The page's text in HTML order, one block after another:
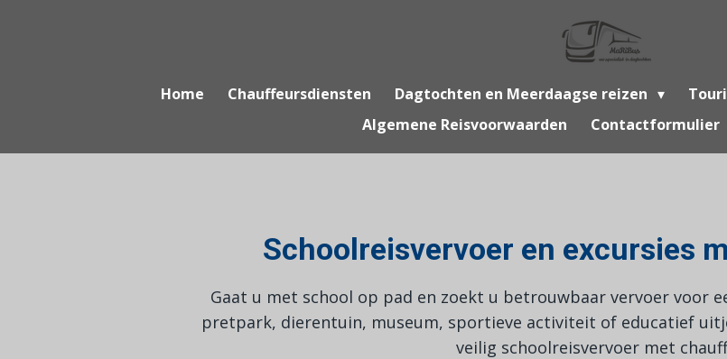
Home Chauffeursdiensten Dagtochten en Meerdaagse reizen
Algemene Reisvoorwaarden
Contactformulier
Schoolreisvervoer en excursies
Gaat u met school op pad en zoekt u betrouwbaar vervoer voor
pretpark, dierentuin, museum, sportieve activiteit of educatief
veilig schoolreisvervoer met